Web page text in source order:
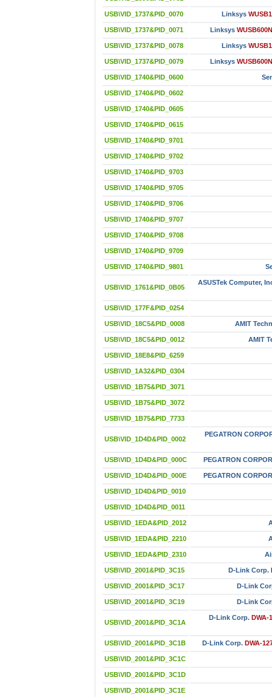
USB\VID_1737&PID_0070 Linksys
USB\VID_1737&PID_0071 Linksys
USB\VID_1737&PID_0078 Linksys
USB\VID_1737&PID_0079 Linksys
USB\VID_1740&PID_0600
USB\VID_1740&PID_0602
USB\VID_1740&PID_0605
USB\VID_1740&PID_0615
USB\VID_1740&PID_9701
USB\VID_1740&PID_9702
USB\VID_1740&PID_9703
USB\VID_1740&PID_9705
USB\VID_1740&PID_9706
USB\VID_1740&PID_9707
USB\VID_1740&PID_9708
USB\VID_1740&PID_9709
USB\VID_1740&PID_9801
USB\VID_1761&PID_0B05
ASUSTek Computer,
USB\VID_177F&PID_0254
USB\VID_18C5&PID_0008 AMIT
USB\VID_18C5&PID_0012 AMIT
USB\VID_18E8&PID_6259
USB\VID_1A32&PID_0304
USB\VID_1B75&PID_3071
USB\VID_1B75&PID_3072
USB\VID_1B75&PID_7733
USB\VID_1D4D&PID_0002
PEGATRON
USB\VID_1D4D&PID_000C PEGATRON
USB\VID_1D4D&PID_000E PEGATRON
USB\VID_1D4D&PID_0010
USB\VID_1D4D&PID_0011
USB\VID_1EDA&PID_2012
USB\VID_1EDA&PID_2210
USB\VID_1EDA&PID_2310
USB\VID_2001&PID_3C15 D-Link Corp.
USB\VID_2001&PID_3C17 D-Link
USB\VID_2001&PID_3C19 D-Link
USB\VID_2001&PID_3C1A
D-Link Corp.
USB\VID_2001&PID_3C1B D-Link Corp. DWA-
USB\VID_2001&PID_3C1C
USB\VID_2001&PID_3C1D
USB\VID_2001&PID_3C1E